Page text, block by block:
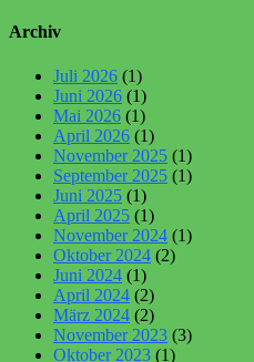
Archiv
Juli 2026 (1)
Juni 2026 (1)
Mai 2026 (1)
April 2026 (1)
November 2025 (1)
September 2025 (1)
Juni 2025 (1)
April 2025 (1)
November 2024 (1)
Oktober 2024 (2)
Juni 2024 (1)
April 2024 (2)
März 2024 (2)
November 2023 (3)
Oktober 2023 (1)